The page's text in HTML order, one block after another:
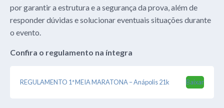
por garantir a estrutura e a segurança da prova, além de
responder dúvidas e solucionar eventuais situações durante
o evento.
Confira o regulamento na íntegra
REGULAMENTO 1ª MEIA MARATONA – Anápolis 21k Baixar